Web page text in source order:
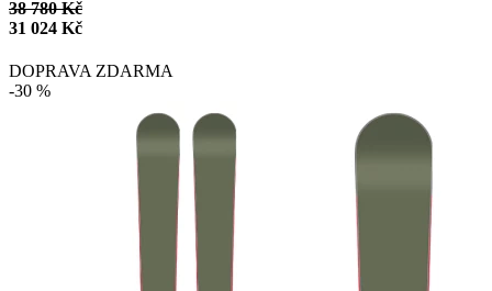
38 780 Kč
31 024 Kč
DOPRAVA ZDARMA
-30 %